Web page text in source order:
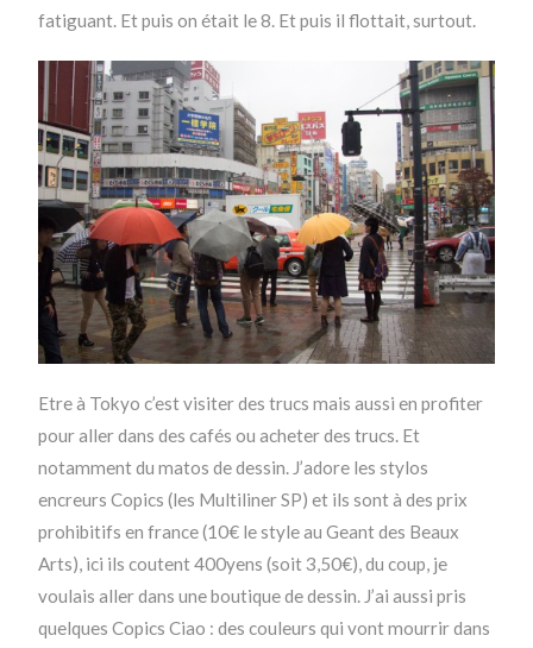
fatiguant. Et puis on était le 8. Et puis il flottait, surtout.
Etre à Tokyo c’est visiter des trucs mais aussi en profiter
pour aller dans des cafés ou acheter des trucs. Et
notamment du matos de dessin. J’adore les stylos
encreurs Copics (les Multiliner SP) et ils sont à des prix
prohibitifs en france (10€ le style au Geant des Beaux
Arts), ici ils coutent 400yens (soit 3,50€), du coup, je
voulais aller dans une boutique de dessin. J’ai aussi pris
quelques Copics Ciao : des couleurs qui vont mourrir dans